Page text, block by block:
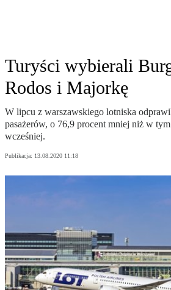
Turyści wybierali
Rodos i Majorkę
W lipcu z warszawskiego lotniska
pasażerów, o 76,9 procent mniej niż w
wcześniej.
Publikacja: 13.08.2020 11:18